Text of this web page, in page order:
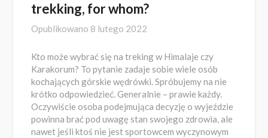
trekking, for whom?
Opublikowano 8 lutego 2022
Kto może wybrać się na treking w Himalaje czy
Karakorum? To pytanie zadaje sobie wiele osób
kochających górskie wędrówki. Spróbujemy na nie
krótko odpowiedzieć. Generalnie – prawie każdy.
Oczywiście osoba podejmująca decyzję o wyjeździe
powinna brać pod uwagę stan swojego zdrowia, ale
nawet jeśli ktoś nie jest sportowcem wyczynowym